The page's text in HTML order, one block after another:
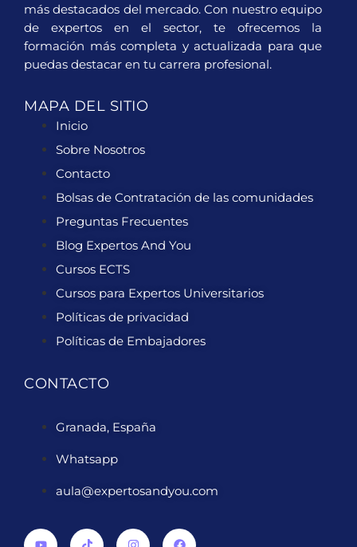
más destacados del mercado. Con nuestro equipo
de expertos en el sector, te ofrecemos la
formación más completa y actualizada para que
puedas destacar en tu carrera profesional.
MAPA DEL SITIO
Inicio
Sobre Nosotros
Contacto
Bolsas de Contratación de las comunidades
Preguntas Frecuentes
Blog Expertos And You
Cursos ECTS
Cursos para Expertos Universitarios
Políticas de privacidad
Políticas de Embajadores
CONTACTO
Granada, España
Whatsapp
aula@expertosandyou.com